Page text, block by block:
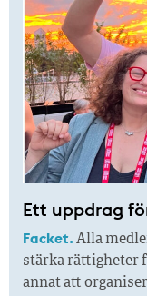
Ett uppdrag
Facket.Alla
stärka rättigheter
annat att